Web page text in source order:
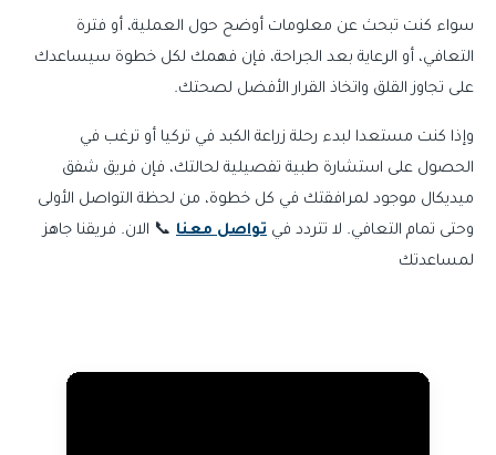
سواء كنت تبحث عن معلومات أوضح حول العملية، أو فترة
التعافي، أو الرعاية بعد الجراحة، فإن فهمك لكل خطوة سيساعدك
على تجاوز القلق واتخاذ القرار الأفضل لصحتك.
وإذا كنت مستعدا لبدء رحلة زراعة الكبد في تركيا أو ترغب في
الحصول على استشارة طبية تفصيلية لحالتك، فإن فريق شفق
ميديكال موجود لمرافقتك في كل خطوة، من لحظة التواصل الأولى
وحتى تمام التعافي. لا تتردد في تواصل معنا 📞 الان. فريقنا جاهز
لمساعدتك